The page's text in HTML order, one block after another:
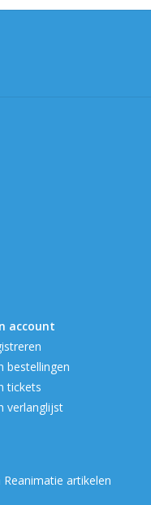
account
bestellingen
tickets
verlanglijst
Reanimatie artikelen